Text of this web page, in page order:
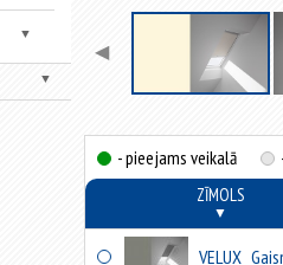
▼
▼
◀
- pieejams veikalā
ZĪMOLS
▼
VELUX